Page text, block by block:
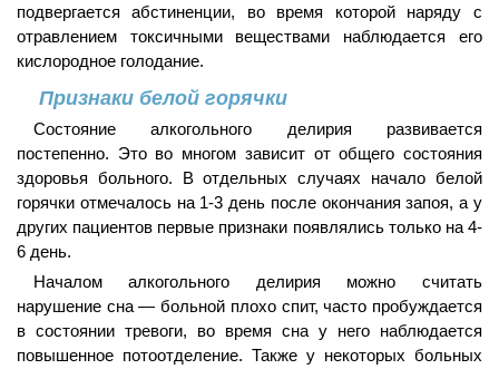
подвергается абстиненции, во время которой наряду с
отравлением токсичными веществами наблюдается его
кислородное голодание.
Признаки белой горячки
Состояние алкогольного делирия развивается
постепенно. Это во многом зависит от общего состояния
здоровья больного. В отдельных случаях начало белой
горячки отмечалось на 1-3 день после окончания запоя, а у
других пациентов первые признаки появлялись только на 4-
6 день.
Началом алкогольного делирия можно считать
нарушение сна — больной плохо спит, часто пробуждается
в состоянии тревоги, во время сна у него наблюдается
повышенное потоотделение. Также у некоторых больных